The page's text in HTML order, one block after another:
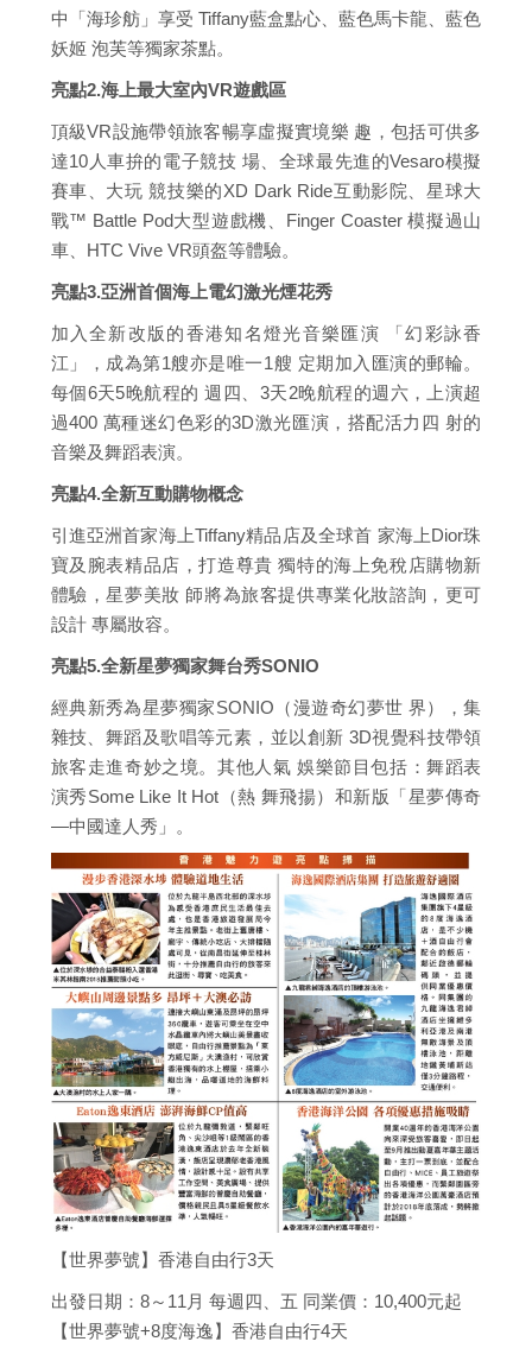
中「海珍舫」享受 Tiffany藍盒點心、藍色馬卡龍、藍色
妖姬 泡芙等獨家茶點。
亮點2.海上最大室內VR遊戲區
頂級VR設施帶領旅客暢享虛擬實境樂 趣，包括可供多
達10人車拚的電子競技 場、全球最先進的Vesaro模擬
賽車、大玩 競技樂的XD Dark Ride互動影院、星球大
戰™ Battle Pod大型遊戲機、Finger Coaster 模擬過山
車、HTC Vive VR頭盔等體驗。
亮點3.亞洲首個海上電幻激光煙花秀
加入全新改版的香港知名燈光音樂匯演 「幻彩詠香
江」，成為第1艘亦是唯一1艘 定期加入匯演的郵輪。
每個6天5晚航程的 週四、3天2晚航程的週六，上演超
過400 萬種迷幻色彩的3D激光匯演，搭配活力四 射的
音樂及舞蹈表演。
亮點4.全新互動購物概念
引進亞洲首家海上Tiffany精品店及全球首 家海上Dior珠
寶及腕表精品店，打造尊貴 獨特的海上免稅店購物新
體驗，星夢美妝 師將為旅客提供專業化妝諮詢，更可
設計 專屬妝容。
亮點5.全新星夢獨家舞台秀SONIO
經典新秀為星夢獨家SONIO（漫遊奇幻夢世 界），集
雜技、舞蹈及歌唱等元素，並以創新 3D視覺科技帶領
旅客走進奇妙之境。其他人氣 娛樂節目包括：舞蹈表
演秀Some Like It Hot（熱 舞飛揚）和新版「星夢傳奇
—中國達人秀」。
【世界夢號】香港自由行3天
出發日期：8～11月 每週四、五 同業價：10,400元起
【世界夢號+8度海逸】香港自由行4天